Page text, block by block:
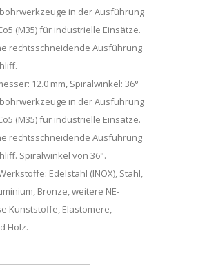
in der Ausführung
(M35) für industrielle Einsätze.
rechtsschneidende Ausführung
12.0 mm, Spiralwinkel: 36°
in der Ausführung
(M35) für industrielle Einsätze.
rechtsschneidende Ausführung
Spiralwinkel von 36°.
Edelstahl (INOX), Stahl,
Bronze, weitere NE-
Kunststoffe, Elastomere,
Holz.